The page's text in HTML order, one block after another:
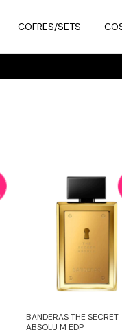
COFRES/SETS
6 CUOTAS
BANDERAS THE SECRET
ABSOLU M EDP